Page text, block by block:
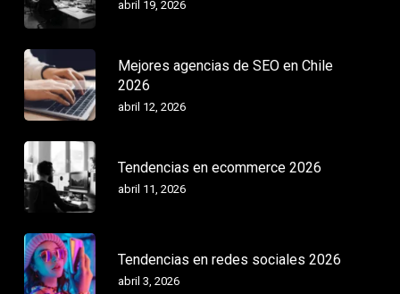
abril 19, 2026
Mejores agencias de SEO en Chile
2026
abril 12, 2026
Tendencias en ecommerce 2026
abril 11, 2026
Tendencias en redes sociales 2026
abril 3, 2026